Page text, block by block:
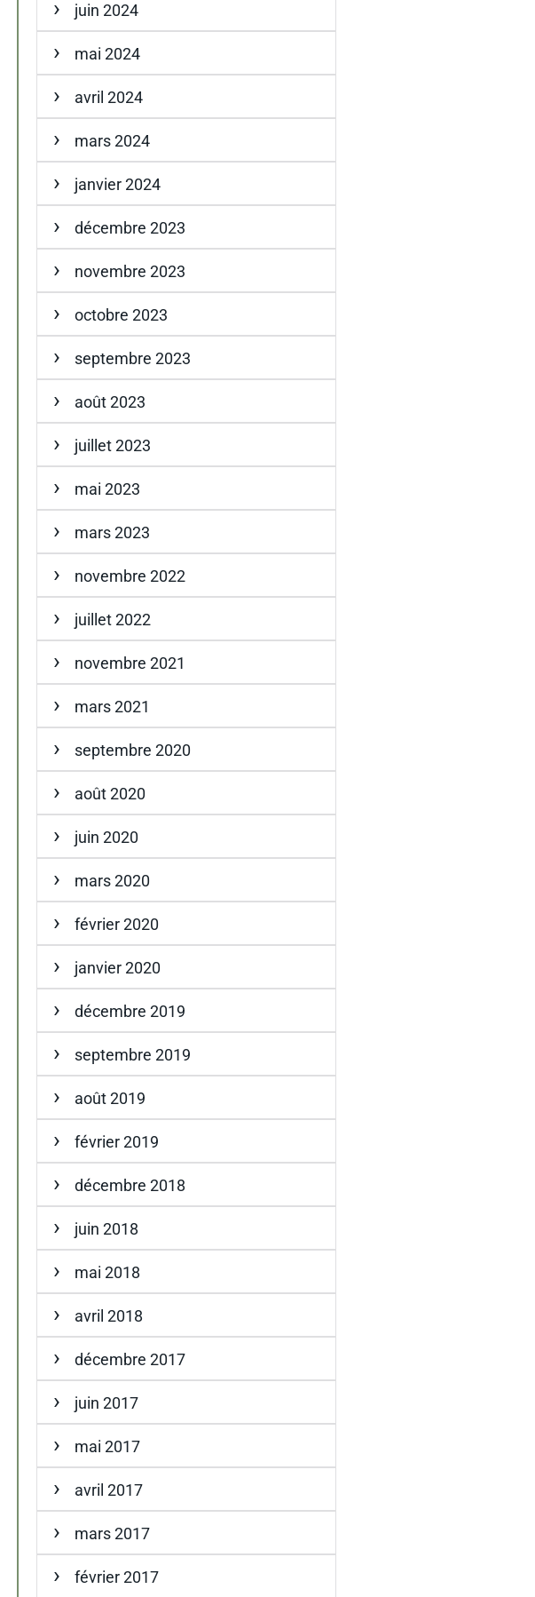
juin 2024
mai 2024
avril 2024
mars 2024
janvier 2024
décembre 2023
novembre 2023
octobre 2023
septembre 2023
août 2023
juillet 2023
mai 2023
mars 2023
novembre 2022
juillet 2022
novembre 2021
mars 2021
septembre 2020
août 2020
juin 2020
mars 2020
février 2020
janvier 2020
décembre 2019
septembre 2019
août 2019
février 2019
décembre 2018
juin 2018
mai 2018
avril 2018
décembre 2017
juin 2017
mai 2017
avril 2017
mars 2017
février 2017